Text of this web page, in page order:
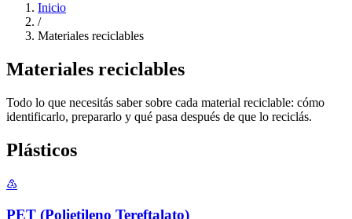
Inicio
/
Materiales reciclables
Materiales reciclables
Todo lo que necesitás saber sobre cada material reciclable: cómo
identificarlo, prepararlo y qué pasa después de que lo reciclás.
Plásticos
♳
PET (Polietileno Tereftalato)